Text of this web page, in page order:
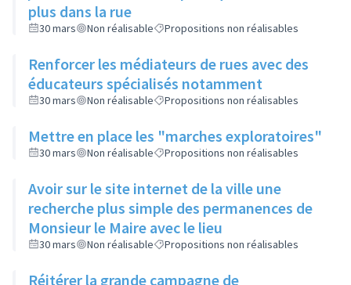
plus dans la rue
30 mars Non réalisable Propositions non réalisables
Renforcer les médiateurs de rues avec des
éducateurs spécialisés notamment
30 mars Non réalisable Propositions non réalisables
Mettre en place les "marches exploratoires"
30 mars Non réalisable Propositions non réalisables
Avoir sur le site internet de la ville une
recherche plus simple des permanences de
Monsieur le Maire avec le lieu
30 mars Non réalisable Propositions non réalisables
Réitérer la grande campagne de